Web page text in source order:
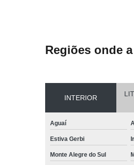
Regiões onde
INTERIOR
Aguaí
Estiva Gerbi
Monte Alegre do Sul